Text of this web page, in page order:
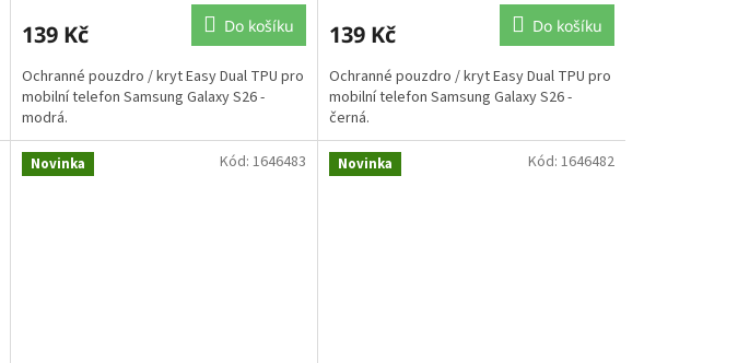
139 Kč Do košíku
Ochranné pouzdro / kryt Easy Dual TPU pro
mobilní telefon Samsung Galaxy S26 -
modrá.
139 Kč Do košíku
Ochranné pouzdro / kryt Easy Dual TPU pro
mobilní telefon Samsung Galaxy S26 -
černá.
Novinka Kód: 1646483 Novinka Kód: 1646482